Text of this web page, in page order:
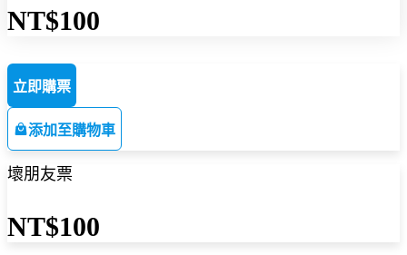
NT$100
立即購票
添加至購物車
壞朋友票
NT$100